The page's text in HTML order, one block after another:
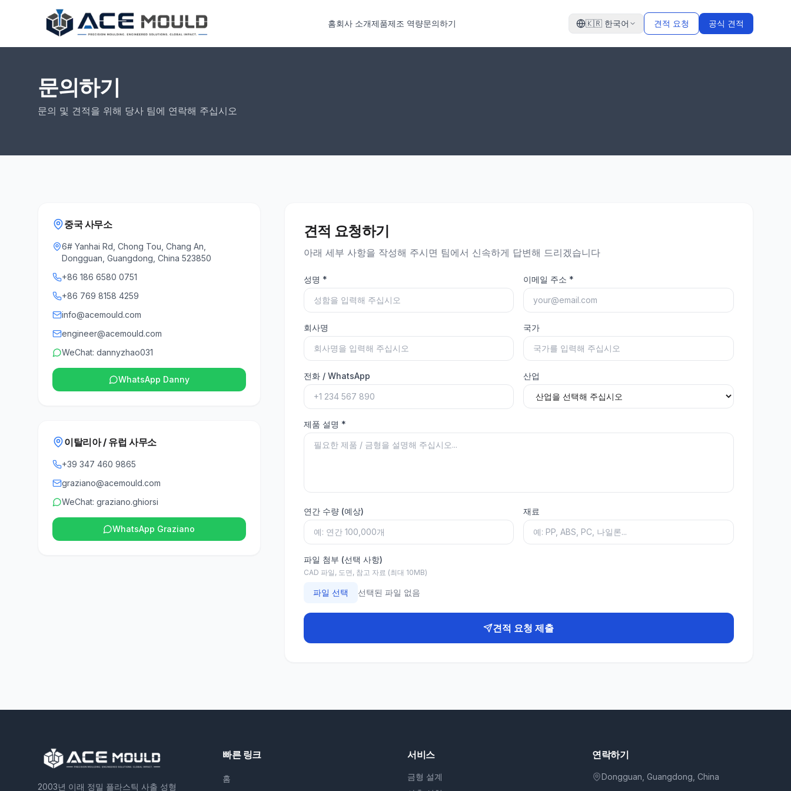
홈회사 소개제품제조 역량문의하기 🇰🇷 한국어 견적 요청 공식 견적
문의하기
문의 및 견적을 위해 당사 팀에 연락해 주십시오
중국 사무소
6# Yanhai Rd, Chong Tou, Chang An,
Dongguan, Guangdong, China 523850
+86 186 6580 0751
+86 769 8158 4259
info@acemould.com
engineer@acemould.com
WeChat: dannyzhao031
WhatsApp Danny
이탈리아 / 유럽 사무소
+39 347 460 9865
graziano@acemould.com
WeChat: graziano.ghiorsi
WhatsApp Graziano
견적 요청하기
아래 세부 사항을 작성해 주시면 팀에서 신속하게 답변해 드리겠습니다
성명 * 이메일 주소 *
회사명 국가
전화 / WhatsApp 산업
제품 설명 *
연간 수량 (예상) 재료
파일 첨부 (선택 사항)
CAD 파일, 도면, 참고 자료 (최대 10MB)
파일 선택 선택된 파일 없음
견적 요청 제출
2003년 이래 정밀 플라스틱 사출 성형
빠른 링크
홈
서비스
금형 설계
연락하기
Dongguan, Guangdong, China